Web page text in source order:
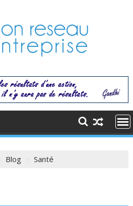
Blog Santé